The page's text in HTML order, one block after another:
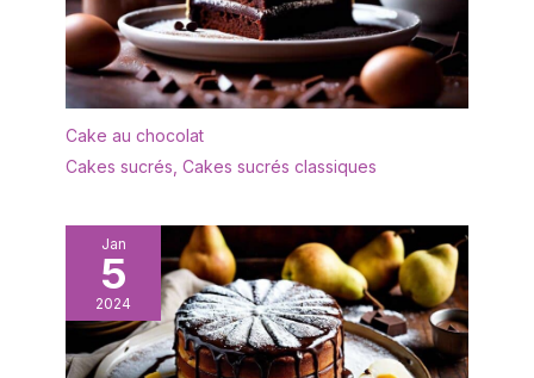
prolonger sa durée de
vie, il est recommandé
de ne pas le nettoyer au
lave-vaisselle. Après le
au sec. ✔[Remarque
rencontrez des
difficultés, n'hésitez pas
à nous contacter. Nous
vous répondrons dans
les 24 heures.
Design tourbillon
moderne - Joli vernis
lisse des deux côtés -
Teinte bleue élégante
unique crée simplement
unique. Artisanat
combine un motif délicat
peint à la main, une
finition exceptionnelle et
une variété de teintes
bleues pour créer une
ambiance maritime
Cake au chocolat
Cakes sucrés Cakes sucrés classiques
Jan
5
2024